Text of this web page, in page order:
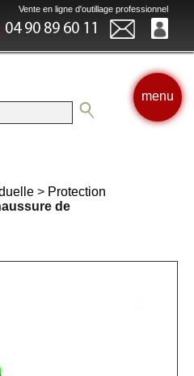
Vente en ligne d'outillage professionnel
04 90 89 60 11
menu
> Protection
de